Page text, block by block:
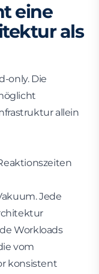
eine
als
only. Die
allein
Jede
Workloads
vom
konsistent